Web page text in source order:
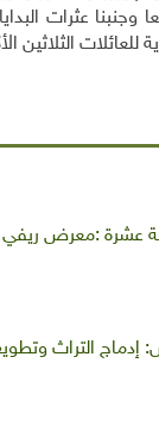
وجنبنا عثرات
عشرة :معرض
إدماج التراث